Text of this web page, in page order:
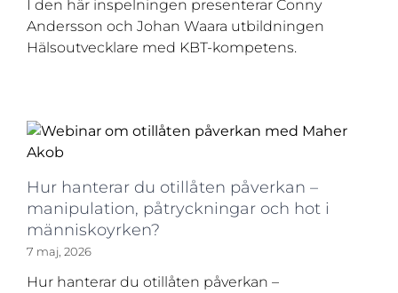
I den här inspelningen presenterar Conny
Andersson och Johan Waara utbildningen
Hälsoutvecklare med KBT-kompetens.
Hur hanterar du otillåten påverkan –
manipulation, påtryckningar och hot i
människoyrken?
7 maj, 2026
Hur hanterar du otillåten påverkan –